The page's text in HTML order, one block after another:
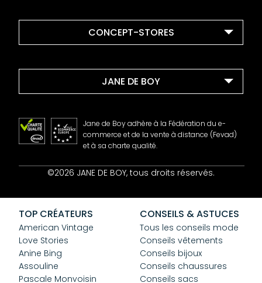
CONCEPT-STORES
JANE DE BOY
Contact
CGV
Confidentialité
Cookies
Jane de Boy adhère à la Fédération du e-
commerce et de la vente à distance (Fevad)
et à sa charte qualité.
©2026 JANE DE BOY, tous droits réservés.
TOP CRÉATEURS
American Vintage
Love Stories
Anine Bing
Assouline
Pascale Monvoisin
CONSEILS & ASTUCES
Tous les conseils mode
Conseils vêtements
Conseils bijoux
Conseils chaussures
Conseils sacs